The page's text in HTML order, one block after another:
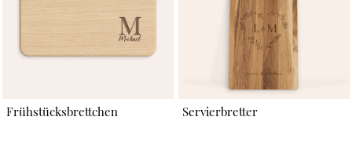
Frühstücksbrettchen Servierbretter